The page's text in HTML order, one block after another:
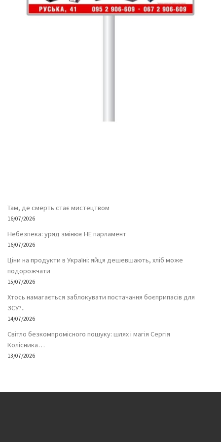
Там, де смерть стає мистецтвом
16/07/2026
Небезпека: уряд змінює НЕ парламент
16/07/2026
Ціни на продукти в Україні: яйця дешевшають, хліб може
подорожчати
15/07/2026
Хтось намагається заблокувати постачання боєприпасів для
ЗСУ?..
14/07/2026
Світло безкомпромісного пошуку: шлях і магія Сергія
Колісника…
13/07/2026